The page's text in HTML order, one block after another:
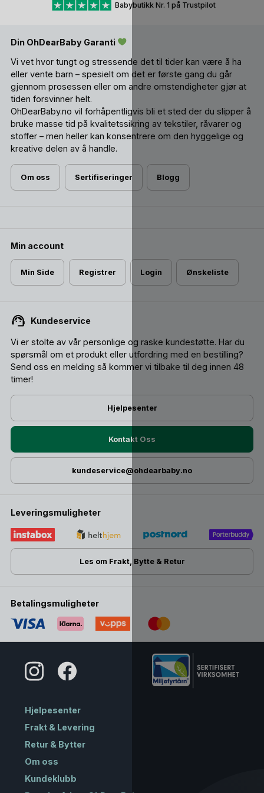
Babybutikk Nr. 1 på Trustpilot
Din OhDearBaby Garanti
Vi vet hvor tungt og stressende det til tider kan være å ha
eller vente barn – spesielt om det er første gang du går
gjennom prosessen eller om andre omstendigheter gjør at
tiden forsvinner helt.
OhDearBaby.no vil forhåpentligvis bli et sted der du slipper å
bruke masse tid på kvalitetssikring av tekstiler, råvarer og
stoffer – men heller kan konsentrere om den hyggelige og
kreative delen av å handle.
Om oss Sertifiseringer Blogg
Min account
Min Side Registrer Login Ønskeliste
Kundeservice
Vi er stolte av vår personlige og raske kundestøtte. Har du
spørsmål om et produkt eller utfordring med en bestilling?
Send oss ​​en melding så kommer vi tilbake til deg innen 48
timer!
Hjelpesenter
Kontakt Oss
kundeservice@ohdearbaby.no
Leveringsmuligheter
Les om Frakt, Bytte & Retur
Betalingsmuligheter
Hjelpesenter
Frakt & Levering
Retur & Bytter
Om oss
Kundeklubb